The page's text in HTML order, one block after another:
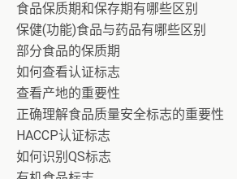
食品保质期和保存期有哪些区别
保健(功能)食品与药品有哪些区别
部分食品的保质期
如何查看认证标志
查看产地的重要性
正确理解食品质量安全标志的重要性
HACCP认证标志
如何识别QS标志